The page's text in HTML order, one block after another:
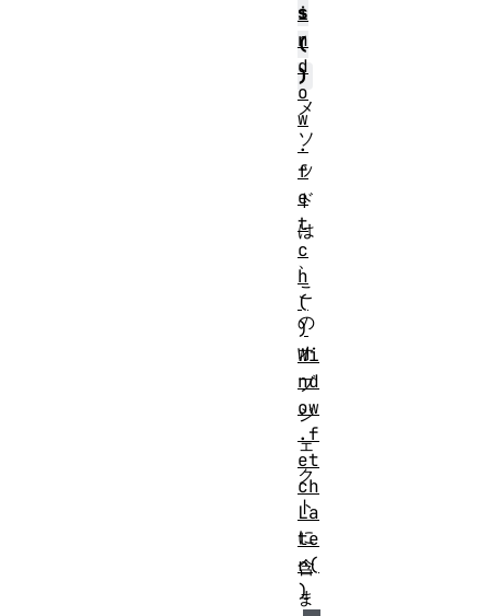
s
(
)
メ
ソ
ッ
ド
は
、
こ
の
オ
ブ
ジ
ェ
ク
ト
に
含
ま
i
n
d
o
w
.
f
e
t
c
h
(
)
Wi
nd
ow
.f
et
ch
La
te
r(
)